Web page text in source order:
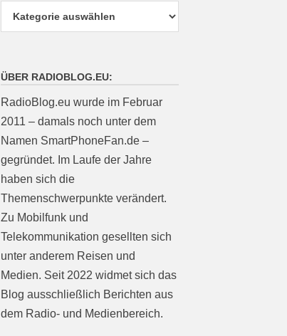
ÜBER RADIOBLOG.EU:
RadioBlog.eu wurde im Februar
2011 – damals noch unter dem
Namen SmartPhoneFan.de –
gegründet. Im Laufe der Jahre
haben sich die
Themenschwerpunkte verändert.
Zu Mobilfunk und
Telekommunikation gesellten sich
unter anderem Reisen und
Medien. Seit 2022 widmet sich das
Blog ausschließlich Berichten aus
dem Radio- und Medienbereich.